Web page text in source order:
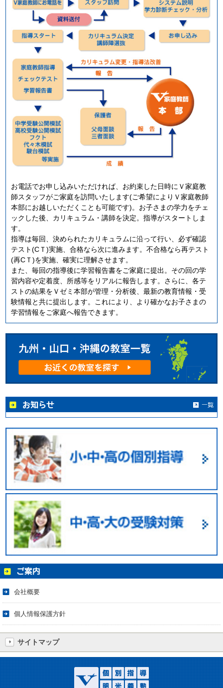
お電話でお申し込みいただければ、お約束した日時にＶ家庭教
師スタッフがご家庭を訪問いたします(ご希望によりＶ家庭教師
本部にお越しいただくことも可能です)。お子さまの学力をチェ
ックした後、カリキュラム・講師を決定。指導がスタートしま
す。
指導は毎回、決められたカリキュラムに沿って行い、必ず確認
テスト(CＴ)実施、合格なら次に進みます。不合格なら再テスト
(再CＴ)を実施、確実に理解させます。
また、毎回の指導後に学習報告書をご家庭に提出。その回の学
習内容や定着度、所感等をリアルに報告します。さらに、各テ
ストの結果をＶゼミ本部が管理・分析後、最新の教育情報・受
験情報と共に提出します。これにより、より確かなお子さまの
学習情報をご家庭へ報告できます。
会社概要
個人情報保護方針
サイトマップ